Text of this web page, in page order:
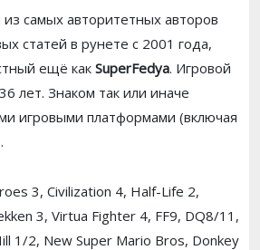
самых авторитетных авторов
статей в рунете с 2001 года,
ещё как SuperFedya. Игровой
лет. Знаком так или иначе
игровыми платформами (включая
3, Civilization 4, Half-Life 2,
3, Virtua Fighter 4, FF9, DQ8/11,
1/2, New Super Mario Bros, Donkey